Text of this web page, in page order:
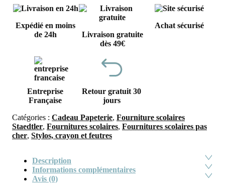
Expédié en moins
de 24h
Livraison gratuite
dès 49€
Achat sécurisé
Entreprise
Française
Retour gratuit 30
jours
Catégories : Cadeau Papeterie, Fourniture scolaires
Staedtler, Fournitures scolaires, Fournitures scolaires pas
cher, Stylos, crayon et feutres
Description
Informations complémentaires
Avis (0)